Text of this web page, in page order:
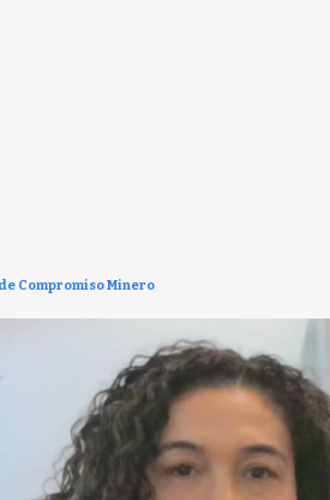
Compromiso Minero